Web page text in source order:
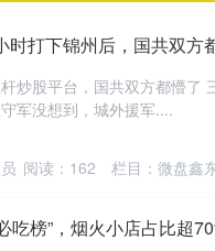
打下锦州后，国共双方
炒股平台，国共双方都懵了
军没想到，城外援军....
阅读： 162 栏目： 微盘鑫
吃榜”，烟火小店占比超